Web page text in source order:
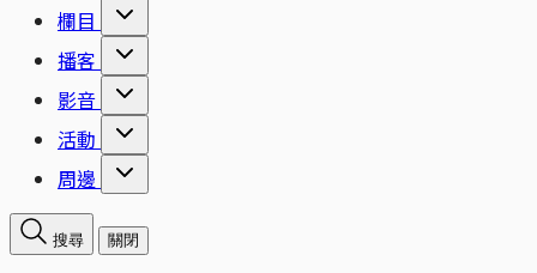
欄目
播客
影音
活動
周邊
搜尋 關閉